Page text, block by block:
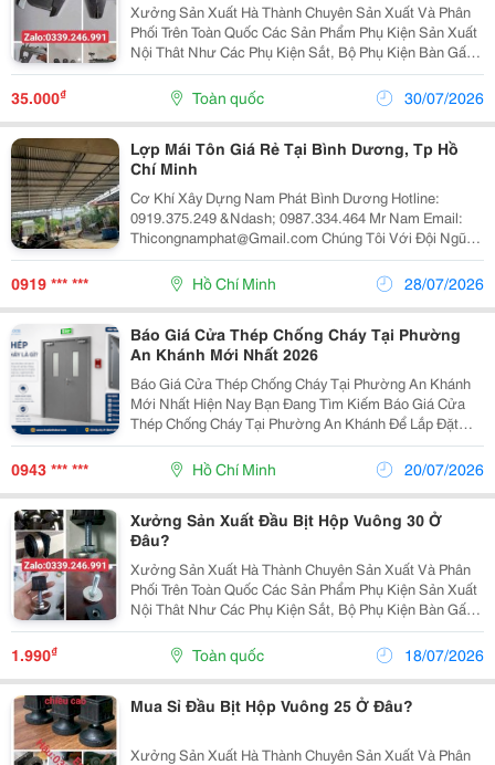
Xưởng Sản Xuất Hà Thành Chuyên Sản Xuất Và Phân
Phối Trên Toàn Quốc Các Sản Phẩm Phụ Kiện Sản Xuất
Nội Thât Như Các Phụ Kiện Sắt, Bộ Phụ Kiện Bàn Gấp
Gọn, Tai Sắt Liên Kết Mặt Bàn, Móc Treo Cặp, Uren,
Ngàm Âm Dương, Chân Tăng Chỉnh Chiều Cao, Nắp
35.000₫ Toàn quốc 30/07/2026
Lợp Mái Tôn Giá Rẻ Tại Bình Dương, Tp Hồ
Chí Minh
Cơ Khí Xây Dựng Nam Phát Bình Dương Hotline:
0919.375.249 &Ndash; 0987.334.464 Mr Nam Email:
Thicongnamphat@Gmail.com Chúng Tôi Với Đội Ngũ
Kỹ Thuật Nhiều Năm Kinh Nghiệm C Huyên Nhận Thi
Công, Lắp Đặt, Làm Mái Tôn Giá Rẻ, Mái Tôn Nhà...
0919 *** *** Hồ Chí Minh 28/07/2026
Báo Giá Cửa Thép Chống Cháy Tại Phường
An Khánh Mới Nhất 2026
Báo Giá Cửa Thép Chống Cháy Tại Phường An Khánh
Mới Nhất Hiện Nay Bạn Đang Tìm Kiếm Báo Giá Cửa
Thép Chống Cháy Tại Phường An Khánh Để Lắp Đặt
Cho Nhà Ở, Chung Cư, Văn Phòng, Nhà Xưởng Hay
Công Trình Thương Mại? Việc Lựa Chọn Cửa Thép
Chống Cháy Đạt...
0943 *** *** Hồ Chí Minh 20/07/2026
Xưởng Sản Xuất Đầu Bịt Hộp Vuông 30 Ở
Đâu?
Xưởng Sản Xuất Hà Thành Chuyên Sản Xuất Và Phân
Phối Trên Toàn Quốc Các Sản Phẩm Phụ Kiện Sản Xuất
Nội Thât Như Các Phụ Kiện Sắt, Bộ Phụ Kiện Bàn Gấp
Gọn, Tai Sắt Liên Kết Mặt Bàn, Móc Treo Cặp, Uren,
Ngàm Âm Dương, Chân Tăng Chỉnh Chiều Cao, Nắp
1.990₫ Toàn quốc 18/07/2026
Mua Sỉ Đầu Bịt Hộp Vuông 25 Ở Đâu?
Xưởng Sản Xuất Hà Thành Chuyên Sản Xuất Và Phân